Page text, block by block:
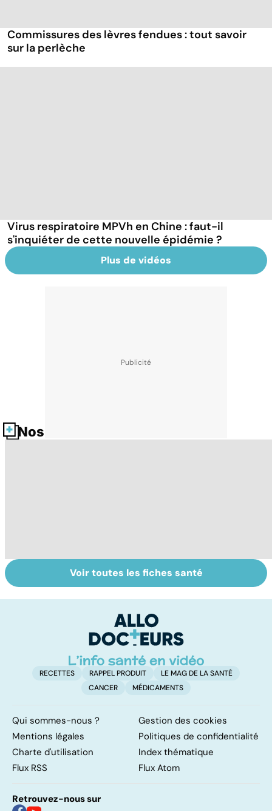
Commissures des lèvres fendues : tout savoir
sur la perlèche
Virus respiratoire MPVh en Chine : faut-il
s'inquiéter de cette nouvelle épidémie ?
Plus de vidéos
Nos fiches santé
Tout savoir sur
les infections
Covid-19 : tout
savoir sur la
Voir toutes les fiches santé
RECETTES RAPPEL PRODUIT
LE MAG DE LA SANTÉ
CANCER
MÉDICAMENTS
Qui sommes-nous ?
Gestion des cookies
Mentions légales
Politiques de confidentialité
Charte d'utilisation
Index thématique
Flux RSS
Flux Atom
Retrouvez-nous sur